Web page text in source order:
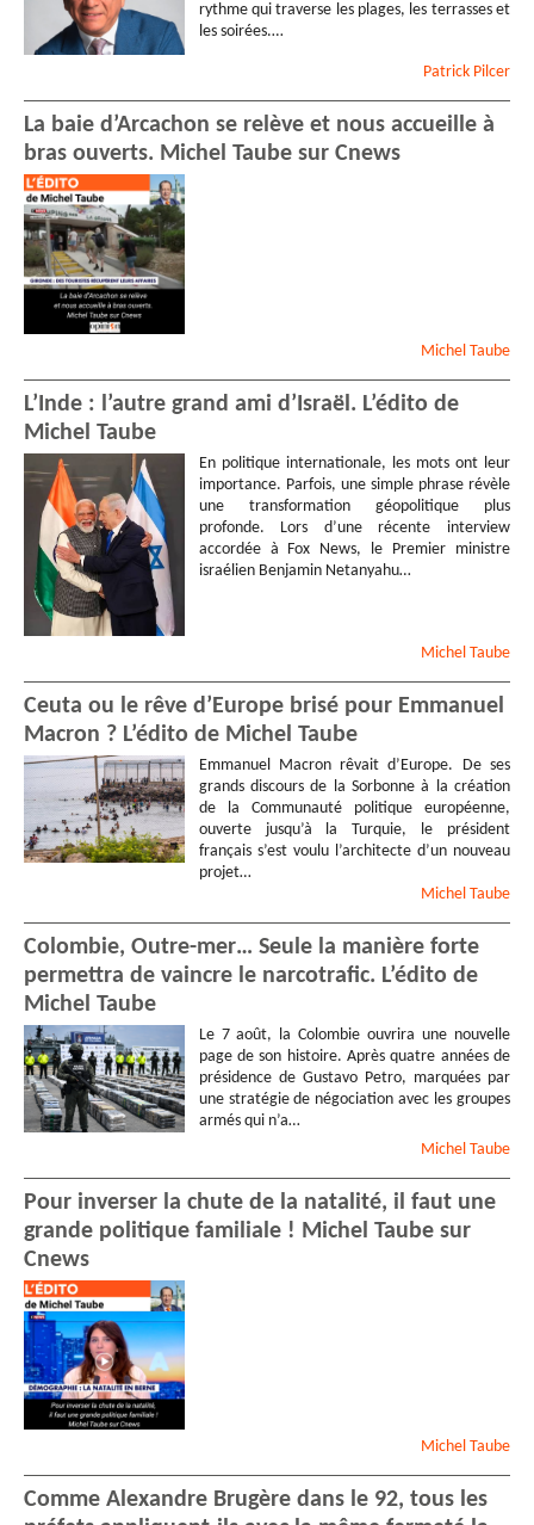
rythme qui traverse les plages, les terrasses et
les soirées.…
Patrick Pilcer
La baie d’Arcachon se relève et nous accueille à
bras ouverts. Michel Taube sur Cnews
Michel Taube
L’Inde : l’autre grand ami d’Israël. L’édito de
Michel Taube
En politique internationale, les mots ont leur
importance. Parfois, une simple phrase révèle
une transformation géopolitique plus
profonde. Lors d’une récente interview
accordée à Fox News, le Premier ministre
israélien Benjamin Netanyahu…
Michel Taube
Ceuta ou le rêve d’Europe brisé pour Emmanuel
Macron ? L’édito de Michel Taube
Emmanuel Macron rêvait d’Europe. De ses
grands discours de la Sorbonne à la création
de la Communauté politique européenne,
ouverte jusqu’à la Turquie, le président
français s’est voulu l’architecte d’un nouveau
projet…
Michel Taube
Colombie, Outre-mer… Seule la manière forte
permettra de vaincre le narcotrafic. L’édito de
Michel Taube
Le 7 août, la Colombie ouvrira une nouvelle
page de son histoire. Après quatre années de
présidence de Gustavo Petro, marquées par
une stratégie de négociation avec les groupes
armés qui n’a…
Michel Taube
Pour inverser la chute de la natalité, il faut une
grande politique familiale ! Michel Taube sur
Cnews
Michel Taube
Comme Alexandre Brugère dans le 92, tous les